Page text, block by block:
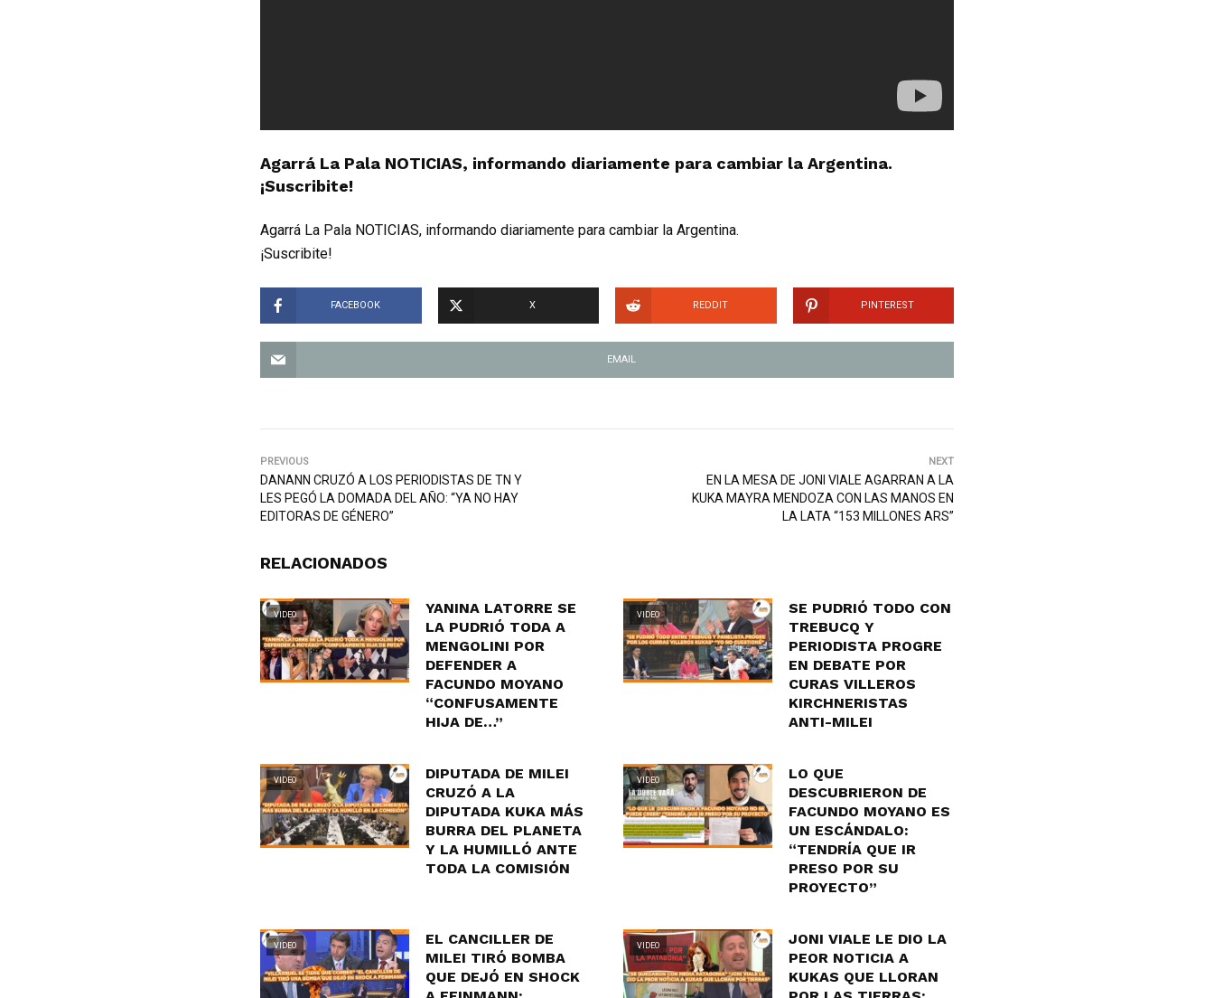
Agarrá La Pala NOTICIAS, informando diariamente para cambiar la Argentina.
¡Suscribite!
Agarrá La Pala NOTICIAS, informando diariamente para cambiar la Argentina.
¡Suscribite!
FACEBOOK X REDDIT PINTEREST
EMAIL
PREVIOUS
DANANN CRUZÓ A LOS PERIODISTAS DE TN Y
LES PEGÓ LA DOMADA DEL AÑO: “YA NO HAY
EDITORAS DE GÉNERO”
NEXT
EN LA MESA DE JONI VIALE AGARRAN A LA
KUKA MAYRA MENDOZA CON LAS MANOS EN
LA LATA “153 MILLONES ARS”
RELACIONADOS
VIDEO
YANINA LATORRE SE
LA PUDRIÓ TODA A
MENGOLINI POR
DEFENDER A
FACUNDO MOYANO
“CONFUSAMENTE
HIJA DE…”
VIDEO
SE PUDRIÓ TODO CON
TREBUCQ Y
PERIODISTA PROGRE
EN DEBATE POR
CURAS VILLEROS
KIRCHNERISTAS
ANTI-MILEI
VIDEO
DIPUTADA DE MILEI
CRUZÓ A LA
DIPUTADA KUKA MÁS
BURRA DEL PLANETA
Y LA HUMILLÓ ANTE
TODA LA COMISIÓN
VIDEO
LO QUE
DESCUBRIERON DE
FACUNDO MOYANO ES
UN ESCÁNDALO:
“TENDRÍA QUE IR
PRESO POR SU
PROYECTO”
VIDEO
EL CANCILLER DE
MILEI TIRÓ BOMBA
QUE DEJÓ EN SHOCK
VIDEO
JONI VIALE LE DIO LA
PEOR NOTICIA A
KUKAS QUE LLORAN